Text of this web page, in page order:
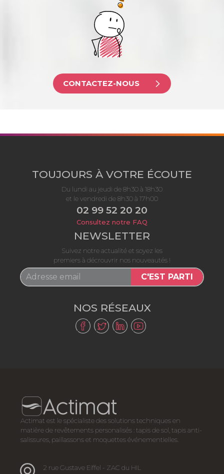
CONTACTEZ-NOUS
TOUJOURS À VOTRE ÉCOUTE
Du lundi au jeudi de 8h30 à 18h30
et le vendredi de 8h30 à 17h00
02 99 52 20 20
Consultez notre FAQ
NEWSLETTER
Suivez notre actualité et soyez les
premiers à décrouvrir nos nouveautés !
C'EST PARTI
NOS RÉSEAUX
Actimat est le spécialiste des solutions techniques en
matière de revêtements personalisés : tapis de sol, tapis anti-
salissures, paillassons et moquettes événementielles.
2 rue Gustave Eiffel - ZAC du HIL